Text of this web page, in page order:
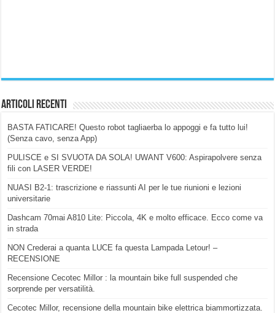
Articoli Recenti
BASTA FATICARE! Questo robot tagliaerba lo appoggi e fa tutto lui!
(Senza cavo, senza App)
PULISCE e SI SVUOTA DA SOLA! UWANT V600: Aspirapolvere senza
fili con LASER VERDE!
NUASI B2-1: trascrizione e riassunti AI per le tue riunioni e lezioni
universitarie
Dashcam 70mai A810 Lite: Piccola, 4K e molto efficace. Ecco come va
in strada
NON Crederai a quanta LUCE fa questa Lampada Letour! –
RECENSIONE
Recensione Cecotec Millor : la mountain bike full suspended che
sorprende per versatilità.
Cecotec Millor, recensione della mountain bike elettrica biammortizzata.